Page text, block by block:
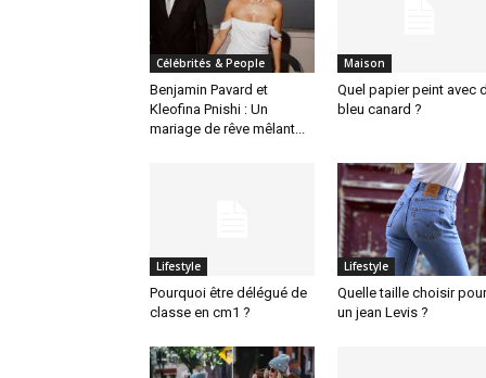
Célébrités & People
Benjamin Pavard et
Kleofina Pnishi : Un
mariage de rêve mêlant...
Maison
Quel papier peint avec
bleu canard ?
Lifestyle
Pourquoi être délégué de
classe en cm1 ?
Lifestyle
Quelle taille choisir pour
un jean Levis ?